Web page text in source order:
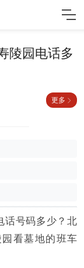
陵园电话多
更多
话号码多少？北
看墓地的班车